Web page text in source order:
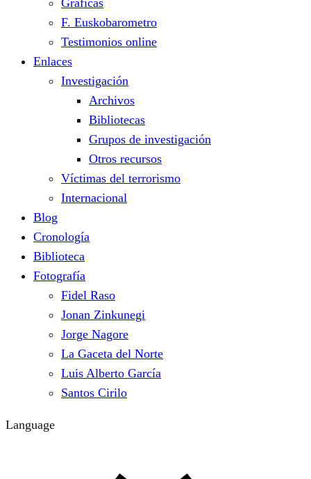
Gráficas
F. Euskobarometro
Testimonios online
Enlaces
Investigación
Archivos
Bibliotecas
Grupos de investigación
Otros recursos
Víctimas del terrorismo
Internacional
Blog
Cronología
Biblioteca
Fotografía
Fidel Raso
Jonan Zinkunegi
Jorge Nagore
La Gaceta del Norte
Luis Alberto García
Santos Cirilo
Language